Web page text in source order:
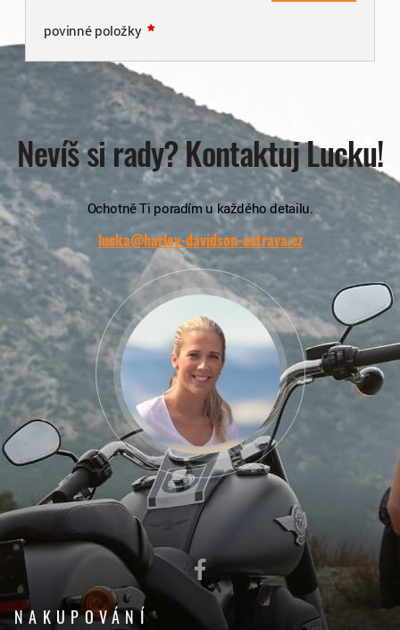
povinné položky
Nevíš si rady? Kontaktuj Lucku!
Ochotně Ti poradím u každého detailu.
lucka@harley-davidson-ostrava.cz
NAKUPOVÁNÍ